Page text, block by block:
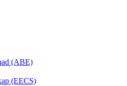
(ABE)
(EECS)